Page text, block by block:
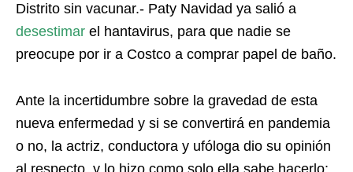
Distrito sin vacunar.- Paty Navidad ya salió a
desestimar el hantavirus, para que nadie se
preocupe por ir a Costco a comprar papel de baño.
Ante la incertidumbre sobre la gravedad de esta
nueva enfermedad y si se convertirá en pandemia
o no, la actriz, conductora y ufóloga dio su opinión